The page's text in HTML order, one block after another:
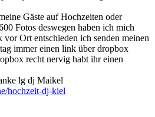
Gäste auf Hochzeiten oder
Fotos deswegen haben ich mich
vor Ort entschieden ich senden meinen
immer einen link über dropbox
recht nervig habt ihr einen
lg dj Maikel
hochzeit-dj-kiel